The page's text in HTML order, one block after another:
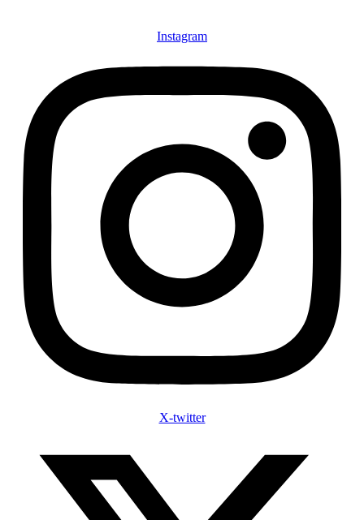
Instagram
X-twitter